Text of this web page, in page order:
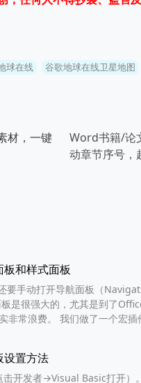
球在线 谷歌地球在线卫星地图
材，一键
Word书籍/论
动章节序号，
和样式面板
手动打开导航面板（
是很强大的，尤其是到了
非常浪费。 我们做了一个宏
置方法
开发者→Visual Basic打开）